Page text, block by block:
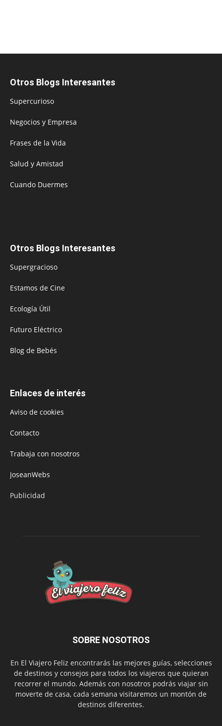
Otros Blogs Interesantes
Supercurioso
Negocios y Empresa
Frases de la Vida
Salud y Amistad
Cuando Duermes
Otros Blogs Interesantes
Supergracioso
Estamos de Cine
Ecología Útil
Futuro Eléctrico
Blog de Bebés
Enlaces de interés
Aviso de cookies
Contacto
Trabaja con nosotros
JoseanWebs
Publicidad
SOBRE NOSOTROS
En El Viajero Feliz encontrarás las mejores guías, selecciones
de destinos y consejos para todos los viajeros que quieran
recorrer el mundo. Además con nosotros podrás viajar sin
moverte de casa, cada semana visitaremos un montón de
destinos diferentes.